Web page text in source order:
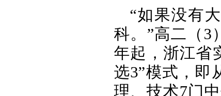
“如果没有
科。”高二（3
年起，浙江省
选3”模式，即
理、技术7门